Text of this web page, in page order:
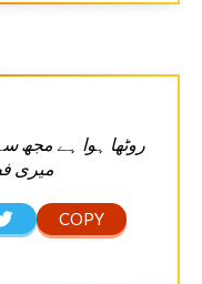
روٹھا ہوا ہے مجھ
میری